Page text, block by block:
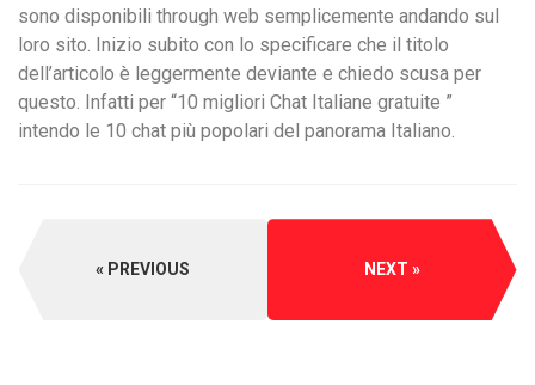
sono disponibili through web semplicemente andando sul
loro sito. Inizio subito con lo specificare che il titolo
dell’articolo è leggermente deviante e chiedo scusa per
questo. Infatti per “10 migliori Chat Italiane gratuite ”
intendo le 10 chat più popolari del panorama Italiano.
PREVIOUS NEXT